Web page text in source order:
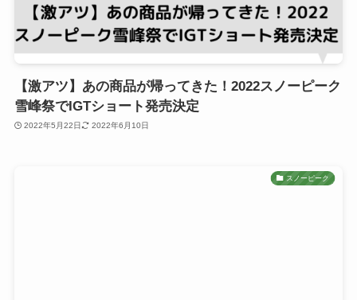
【激アツ】あの商品が帰ってきた！2022スノーピーク
雪峰祭でIGTショート発売決定
2022年5月22日 2022年6月10日
スノーピーク